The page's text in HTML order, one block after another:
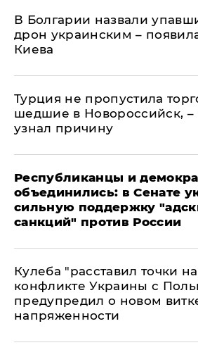
В Болгарии назвали
дрон украинским –
Киева
Турция не пропустила
шедшие в Новороссийск, –
узнал причину
Республиканцы и
объединились: в Сенате
сильную поддержку
санкций" против России
Кулеба "расставил точки
конфликте Украины с
предупредил о новом
напряженности